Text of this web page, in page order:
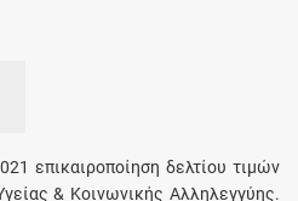
επικαιροποίηση δελτίου τιμών
& Κοινωνικής Αλληλεγγύης.